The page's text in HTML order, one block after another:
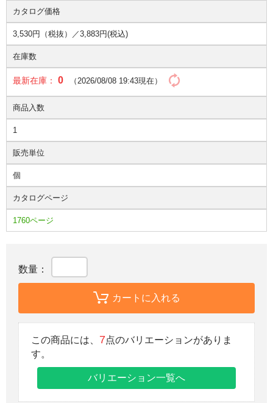
カタログ価格
3,530円（税抜）／3,883円(税込)
在庫数
最新在庫： 0 （2026/08/08 19:43現在）
商品入数
1
販売単位
個
カタログページ
1760ページ
数量：
カートに入れる
この商品には、 7点のバリエーションがありま
す。
バリエーション一覧へ